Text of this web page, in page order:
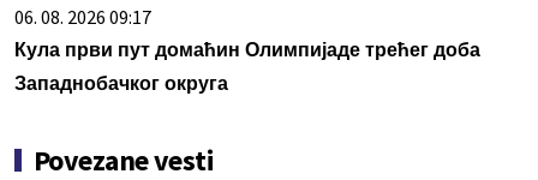
06. 08. 2026 09:17
Кула први пут домаћин Олимпијаде трећег доба
Западнобачког округа
Povezane vesti